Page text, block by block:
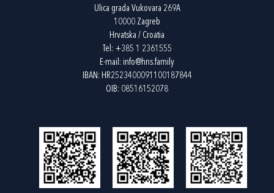
Ulica grada Vukovara 269A
10000 Zagreb
Hrvatska / Croatia
Tel: +385 1 2361555
E-mail: info@hns.family
IBAN: HR2523400091100187844
OIB: 08516152078